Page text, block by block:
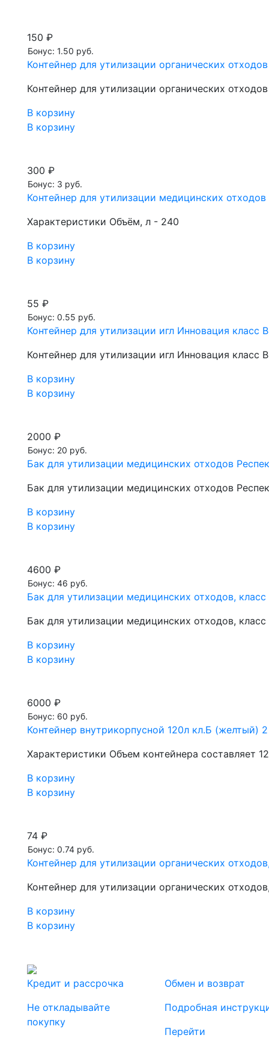
150 ₽
Бонус: 1.50 руб.
Контейнер для утилизации органических
Контейнер для утилизации органических
В корзину
В корзину
300 ₽
Бонус: 3 руб.
Контейнер для утилизации медицинских
Характеристики Объём, л - 240
В корзину
В корзину
55 ₽
Бонус: 0.55 руб.
Контейнер для утилизации игл Инновация класс
Контейнер для утилизации игл Инновация класс
В корзину
В корзину
2000 ₽
Бонус: 20 руб.
Бак для утилизации медицинских отходов
Бак для утилизации медицинских отходов
В корзину
В корзину
4600 ₽
Бонус: 46 руб.
Бак для утилизации медицинских отходов,
Бак для утилизации медицинских отходов,
В корзину
В корзину
6000 ₽
Бонус: 60 руб.
Контейнер внутрикорпусной 120л кл.Б (желтый)
Характеристики Объем контейнера составляет
В корзину
В корзину
74 ₽
Бонус: 0.74 руб.
Контейнер для утилизации органических
Контейнер для утилизации органических
В корзину
В корзину
Кредит и рассрочка
Не откладывайте
покупку
Обмен и возврат
Подробная
Перейти